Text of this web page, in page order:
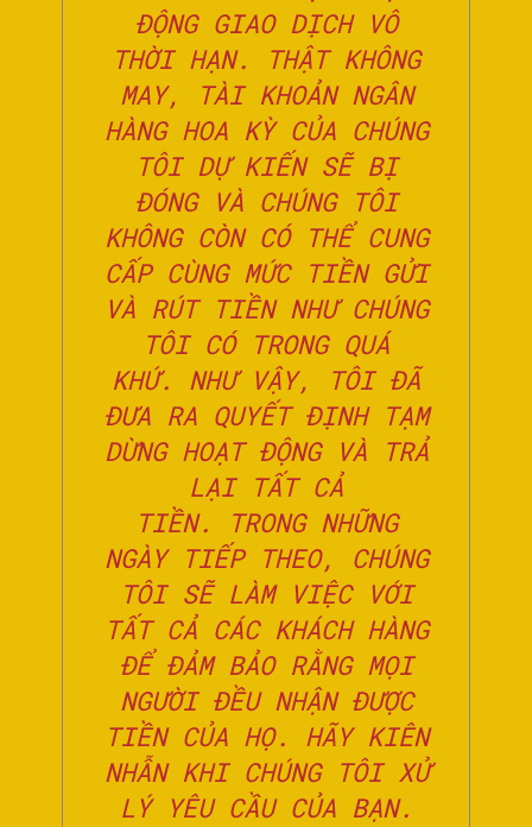
ĐỘNG GIAO DỊCH VÔ
THỜI HẠN. THẬT KHÔNG
MAY, TÀI KHOẢN NGÂN
HÀNG HOA KỲ CỦA CHÚNG
TÔI DỰ KIẾN ​​SẼ BỊ
ĐÓNG VÀ CHÚNG TÔI
KHÔNG CÒN CÓ THỂ CUNG
CẤP CÙNG MỨC TIỀN GỬI
VÀ RÚT TIỀN NHƯ CHÚNG
TÔI CÓ TRONG QUÁ
KHỨ. NHƯ VẬY, TÔI ĐÃ
ĐƯA RA QUYẾT ĐỊNH TẠM
DỪNG HOẠT ĐỘNG VÀ TRẢ
LẠI TẤT CẢ
TIỀN. TRONG NHỮNG
NGÀY TIẾP THEO, CHÚNG
TÔI SẼ LÀM VIỆC VỚI
TẤT CẢ CÁC KHÁCH HÀNG
ĐỂ ĐẢM BẢO RẰNG MỌI
NGƯỜI ĐỀU NHẬN ĐƯỢC
TIỀN CỦA HỌ. HÃY KIÊN
NHẪN KHI CHÚNG TÔI XỬ
LÝ YÊU CẦU CỦA BẠN.